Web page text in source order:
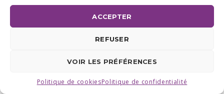
ACCEPTER
REFUSER
VOIR LES PRÉFÉRENCES
Politique de cookiesPolitique de confidentialité